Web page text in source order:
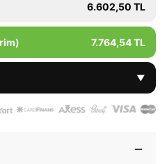
6.602,50 TL
7.764,54 TL
▼